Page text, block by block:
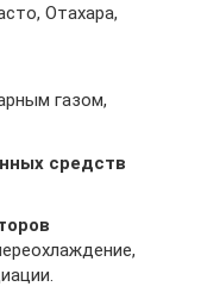
Отахара,
газом,
средств